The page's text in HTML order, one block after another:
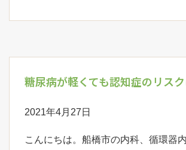
糖尿病が軽くても認知症のリス
2021年4月27日
こんにちは。船橋市の内科、循環器